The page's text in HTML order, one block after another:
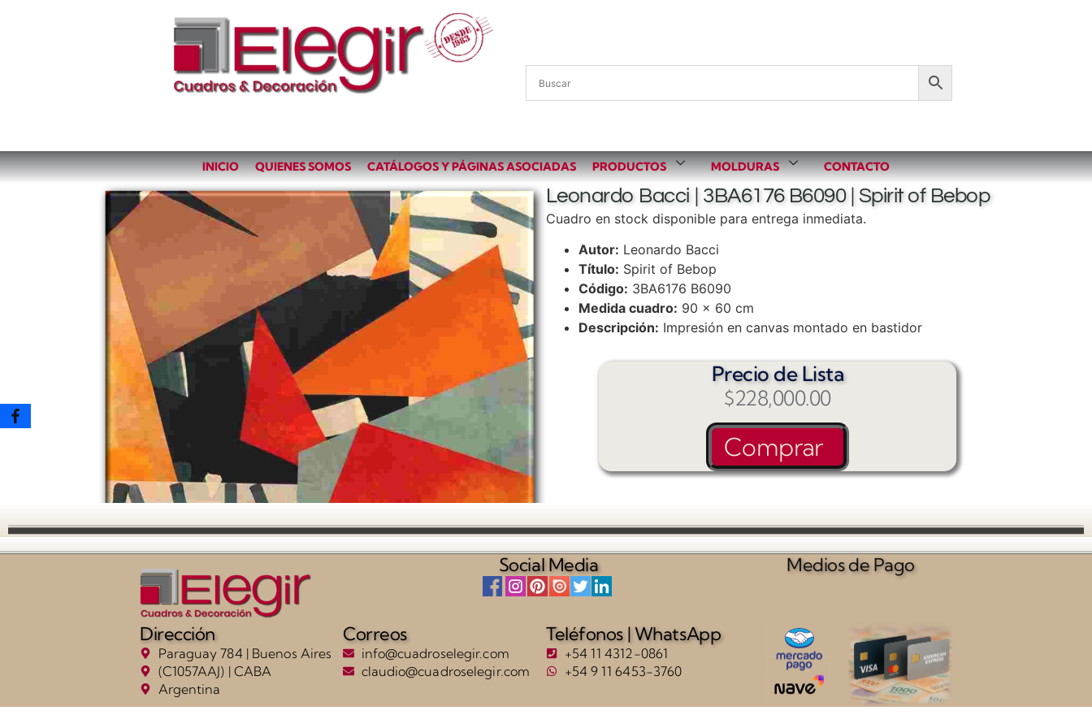
INICIO QUIENES SOMOS CATÁLOGOS Y PÁGINAS ASOCIADAS PRODUCTOS MOLDURAS CONTACTO
Leonardo Bacci | 3BA6176 B6090 | Spirit of Bebop
Cuadro en stock disponible para entrega inmediata.
Autor: Leonardo Bacci
Título: Spirit of Bebop
Código: 3BA6176 B6090
Medida cuadro: 90 x 60 cm
Descripción: Impresión en canvas montado en bastidor
Precio de Lista
$228,000.00
Comprar
Social Media Medios de Pago
Dirección
Paraguay 784 | Buenos Aires
(C1057AAJ) | CABA
Argentina
Correos
info@cuadroselegir.com
claudio@cuadroselegir.com
Teléfonos | WhatsApp
+54 11 4312-0861
+54 9 11 6453-3760